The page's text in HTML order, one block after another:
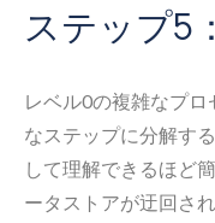
ステップ5
レベル0の複雑なプ
なステップに分解す
して理解できるほど
ータストアが迂回さ